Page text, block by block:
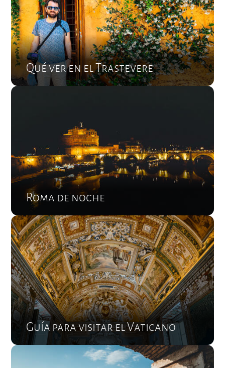
Qué ver en el Trastevere
Roma de noche
Guía para visitar el Vaticano